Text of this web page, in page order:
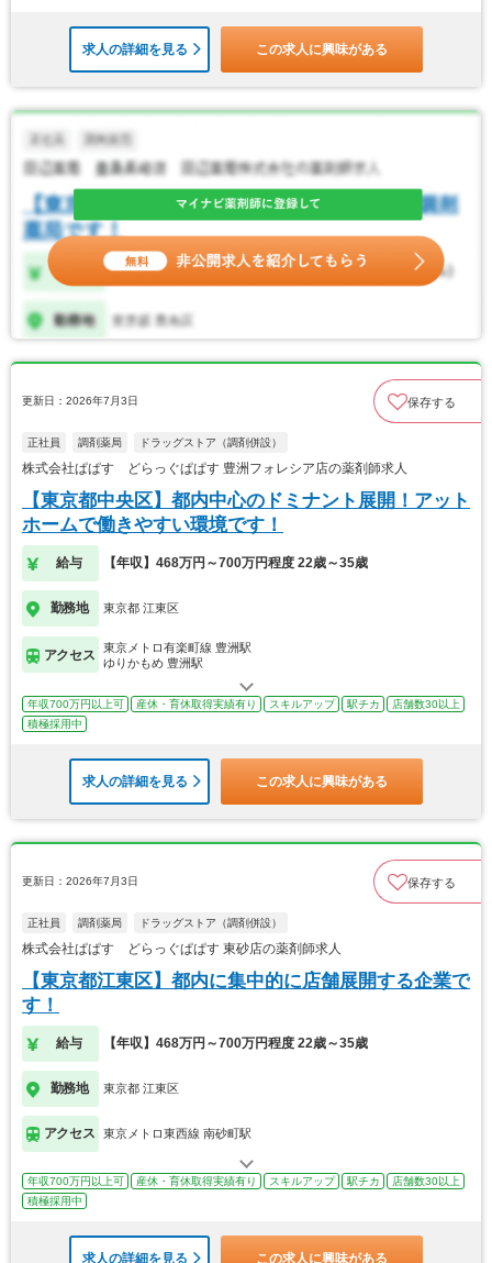
求人の詳細を見る この求人に興味がある
更新日：2026年7月3日 保存する
正社員 調剤薬局 ドラッグストア（調剤併設）
株式会社ぱぱす どらっぐぱぱす 豊洲フォレシア店の薬剤師求人
【東京都中央区】都内中心のドミナント展開！アット
ホームで働きやすい環境です！
給与 【年収】468万円～700万円程度 22歳～35歳
勤務地 東京都 江東区
アクセス
東京メトロ有楽町線 豊洲駅
ゆりかもめ 豊洲駅
年収700万円以上可 産休・育休取得実績有り スキルアップ 駅チカ
店舗数30以上
積極採用中
求人の詳細を見る この求人に興味がある
更新日：2026年7月3日 保存する
正社員 調剤薬局 ドラッグストア（調剤併設）
株式会社ぱぱす どらっぐぱぱす 東砂店の薬剤師求人
【東京都江東区】都内に集中的に店舗展開する企業で
す！
給与 【年収】468万円～700万円程度 22歳～35歳
勤務地 東京都 江東区
アクセス 東京メトロ東西線 南砂町駅
年収700万円以上可 産休・育休取得実績有り スキルアップ 駅チカ
店舗数30以上
積極採用中
求人の詳細を見る この求人に興味がある